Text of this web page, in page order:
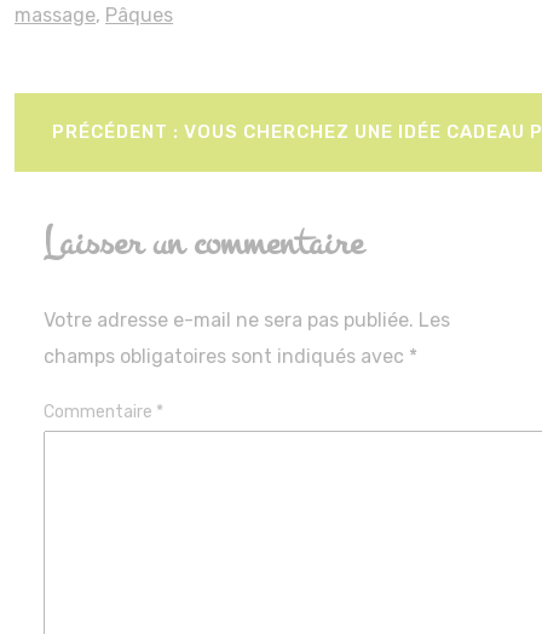
massage, Pâques
Navigation
de
l’article
PRÉCÉDENT : VOUS CHERCHEZ UNE IDÉE CADEAU
Laisser un commentaire
Votre adresse e-mail ne sera pas publiée. Les
champs obligatoires sont indiqués avec *
Commentaire *